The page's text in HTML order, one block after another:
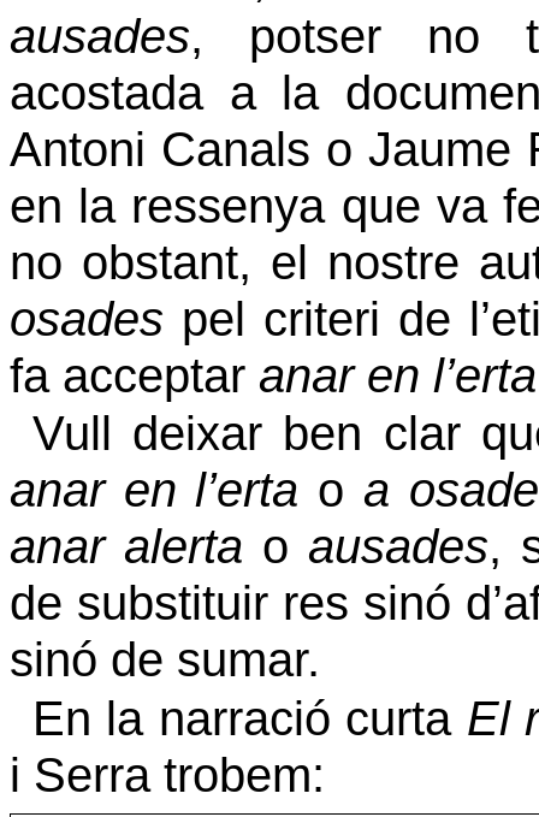
ausades, potser no
acostada a la
Antoni Canals o Jaume
en la ressenya que va
no obstant, el nostre
osades pel criteri de
fa acceptar anar en l’erta
Vull deixar ben clar
anar en l’erta o a
anar alerta o ausades,
de substituir res sinó
sinó de sumar.
En la narració curta El
i Serra trobem: